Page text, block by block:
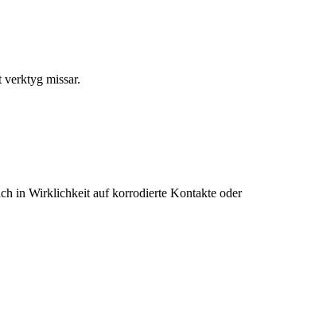
missar.
in Wirklichkeit auf korrodierte Kontakte oder